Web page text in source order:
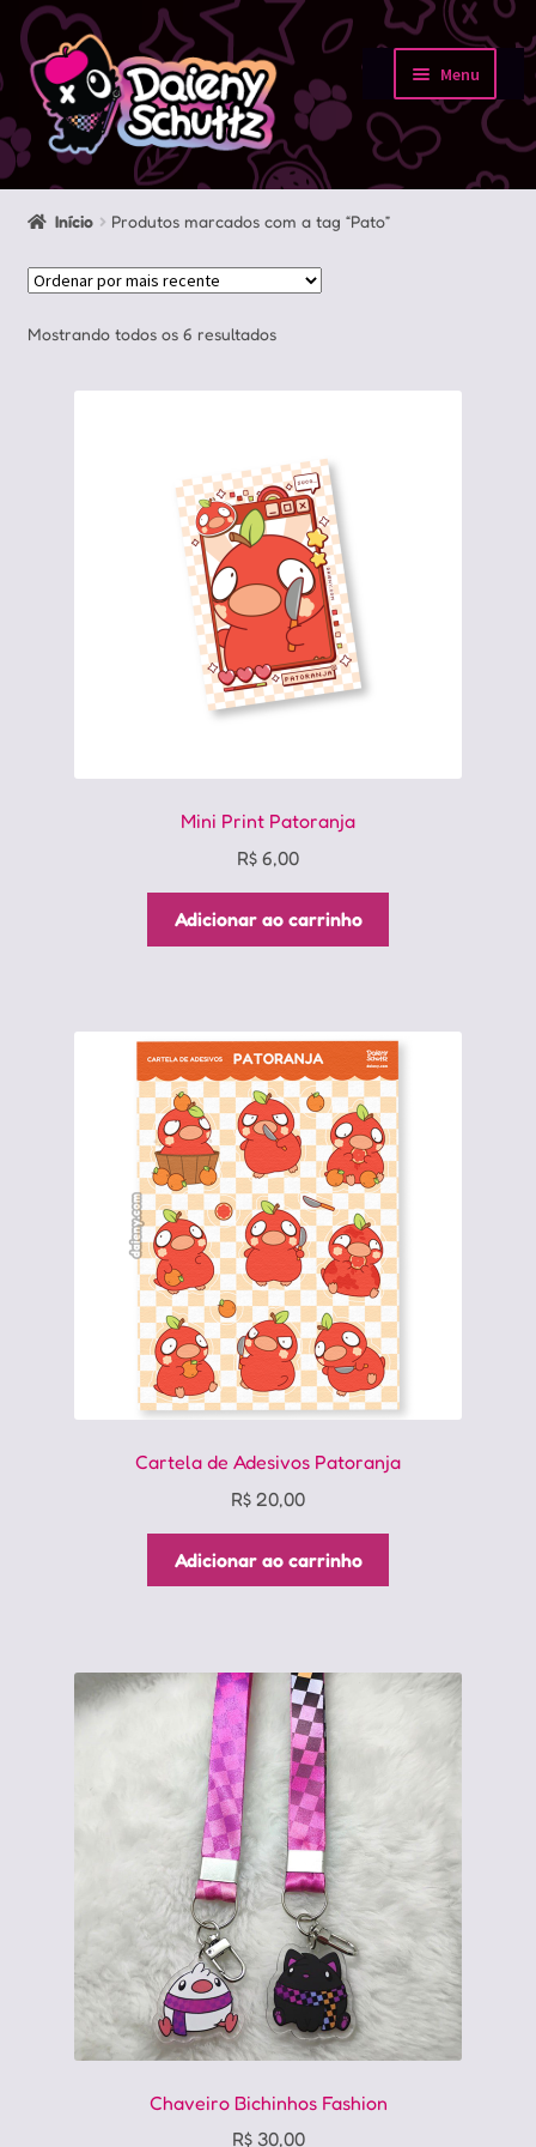
Pular
para
navegação
Pular
para
conteúdo
Menu
Início
Loja
Portfolio
Início Produtos marcados com a tag “Pato”
Mostrando todos os 6 resultadosClassificado
Mini Print Patoranja
R$ 6,00
Adicionar ao carrinho
Cartela de Adesivos Patoranja
R$ 20,00
Adicionar ao carrinho
Chaveiro Bichinhos Fashion
R$30,00